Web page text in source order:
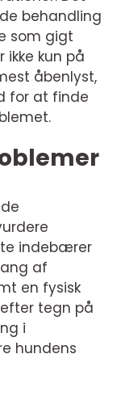
behandling
som gigt
ikke kun på
åbenlyst,
for at finde
indebærer
af
en fysisk
tegn på
i
hundens